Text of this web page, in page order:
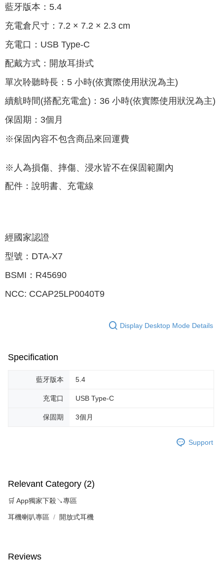
藍牙版本：5.4
充電倉尺寸：7.2 × 7.2 × 2.3 cm
充電口：USB Type-C
配戴方式：開放耳掛式
單次聆聽時長：5 小時(依實際使用狀況為主)
續航時間(搭配充電盒)：36 小時(依實際使用狀況為主)
保固期：3個月
※保固內容不包含商品來回運費
※人為損傷、摔傷、浸水皆不在保固範圍內
配件：說明書、充電線
經國家認證
型號：DTA-X7
BSMI：R45690
NCC: CCAP25LP0040T9
Display Desktop Mode Details
Specification
藍牙版本 5.4
充電口 USB Type-C
保固期 3個月
Support
Relevant Category (2)
🛒 App獨家下殺↘專區
耳機喇叭專區 開放式耳機
Reviews